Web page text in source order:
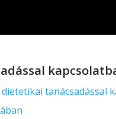
dietetikai tanácsadással